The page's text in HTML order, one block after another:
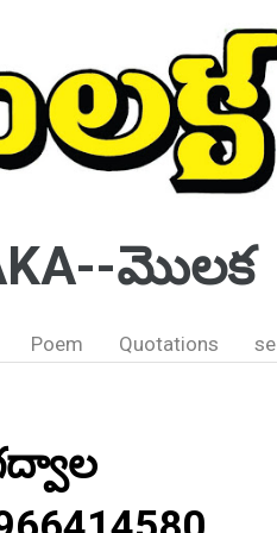
మొలక
Poem Quotations se